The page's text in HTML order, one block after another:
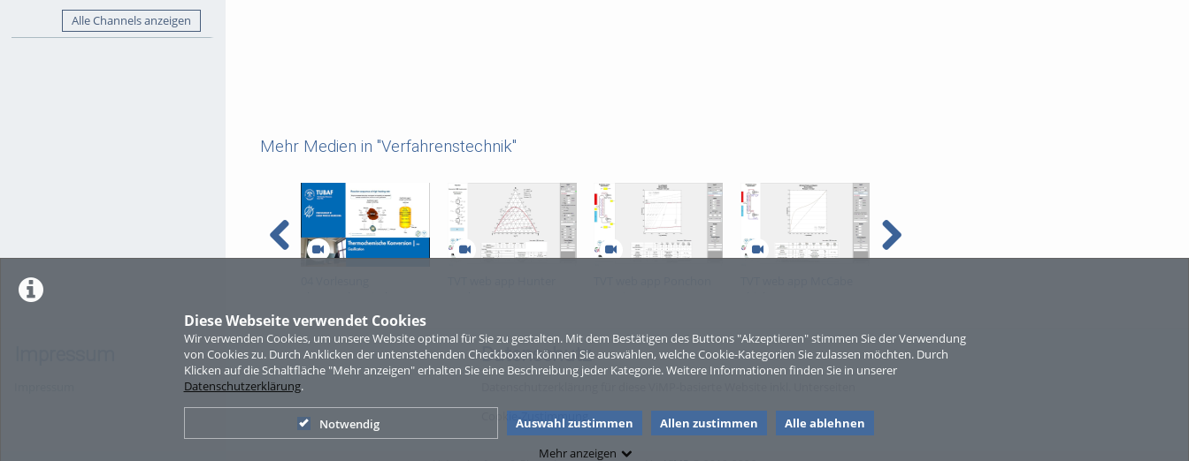
Diese Webseite verwendet Cookies
Wir verwenden Cookies, um unsere Website optimal für Sie zu gestalten. Mit dem Bestätigen des Buttons "Akzeptieren" stimmen Sie der Verwendung
von Cookies zu. Durch Anklicken der untenstehenden Checkboxen können Sie auswählen, welche Cookie-Kategorien Sie zulassen möchten. Durch
Klicken auf die Schaltfläche "Mehr anzeigen" erhalten Sie eine Beschreibung jeder Kategorie. Weitere Informationen finden Sie in unserer
Datenschutzerklärung.
Notwendig Auswahl zustimmen Allen zustimmen
Alle ablehnen
Mehr anzeigen
Alle Channels anzeigen
Mehr Medien in "Verfahrenstechnik"
Konversion (SS2026)
Datenschutz
Cookie-Zustimmung